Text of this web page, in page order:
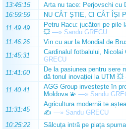
13:45:15
Arta nu tace: Perjovschi cu
16:59:59
NU CÂT ȘTIE, CI CÂT ÎȘI
11:49:49
Petru Racu: jucători pe pile
💥 —» Sandu GRECU
11:46:26
Vin cu aur la Mondial de
11:45:31
Cardinalul fotbalului,
GRECU
11:41:00
De la pasiunea pentru sere
dă tonul inovației la UTM 💥
11:40:41
AGG Group investește în
Moldova 💫 —» Sandu
11:31:45
Agricultura modernă te
✍️ —» Sandu GRECU
10:25:22
Sălcuța intră pe piața